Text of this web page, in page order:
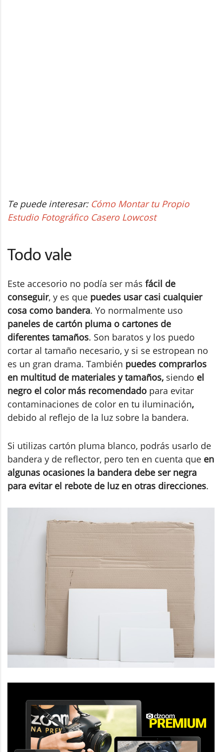
Te puede interesar: Cómo Montar tu Propio
Estudio Fotográfico Casero Lowcost
Todo vale
Este accesorio no podía ser más fácil de
conseguir, y es que puedes usar casi cualquier
cosa como bandera. Yo normalmente uso
paneles de cartón pluma o cartones de
diferentes tamaños. Son baratos y los puedo
cortar al tamaño necesario, y si se estropean no
es un gran drama. También puedes comprarlos
en multitud de materiales y tamaños, siendo el
negro el color más recomendado para evitar
contaminaciones de color en tu iluminación,
debido al reflejo de la luz sobre la bandera.
Si utilizas cartón pluma blanco, podrás usarlo de
bandera y de reflector, pero ten en cuenta que en
algunas ocasiones la bandera debe ser negra
para evitar el rebote de luz en otras direcciones.